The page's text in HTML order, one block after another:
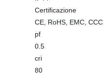
Certificazione
CE, RoHS, EMC, CCC
pf
0.5
cri
80